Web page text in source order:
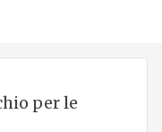
per le